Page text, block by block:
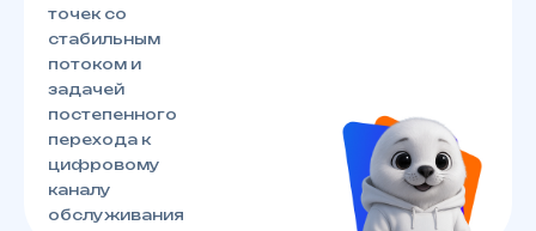
точек со
стабильным
потоком и
задачей
постепенного
перехода к
цифровому
каналу
обслуживания